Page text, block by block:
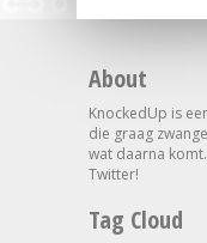
About
KnockedUp is
die graag
wat daarna
Twitter!
Tag Cloud